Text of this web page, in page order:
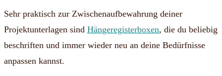
Sehr praktisch zur Zwischenaufbewahrung deiner
Projektunterlagen sind Hängeregisterboxen, die du beliebig
beschriften und immer wieder neu an deine Bedürfnisse
anpassen kannst.